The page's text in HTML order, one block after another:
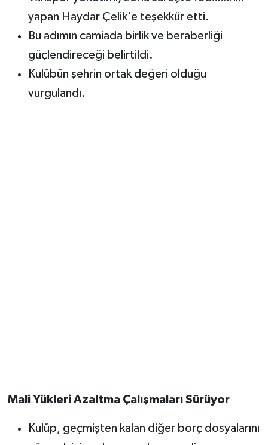
yapan Haydar Çelik'e teşekkür etti.
Bu adımın camiada birlik ve beraberliği
güçlendireceği belirtildi.
Kulübün şehrin ortak değeri olduğu
vurgulandı.
Mali Yükleri Azaltma Çalışmaları Sürüyor
Kulüp, geçmişten kalan diğer borç dosyalarını